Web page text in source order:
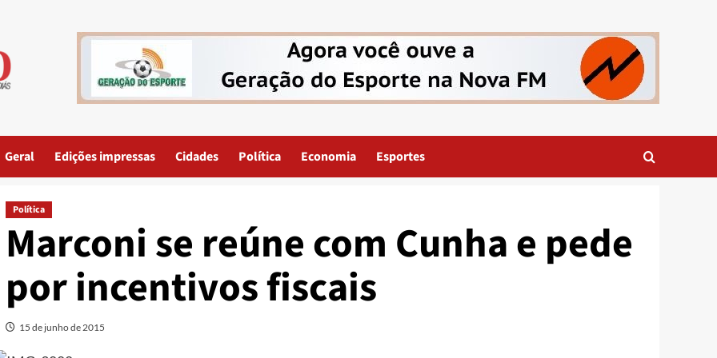
Geral Edições impressas Cidades Política Economia Esportes
Política
Marconi se reúne com Cunha e pede
por incentivos fiscais
15 de junho de 2015